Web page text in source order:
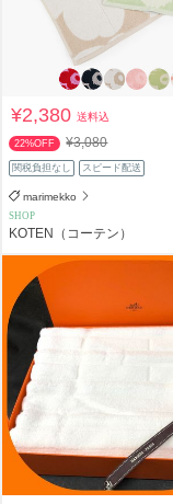
¥2,380送料込
22%OFF ¥3,080
関税負担なし スピード配送
marimekko
SHOP
KOTEN（コーテン）